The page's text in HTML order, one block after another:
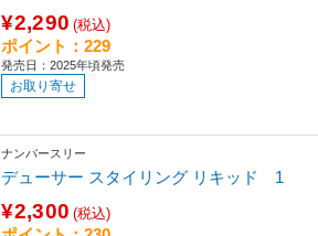
¥2,290 (税込)
ポイント：229
発売日：2025年頃発売
お取り寄せ
ナンバースリー
デューサー スタイリング リキッド 1
¥2,300 (税込)